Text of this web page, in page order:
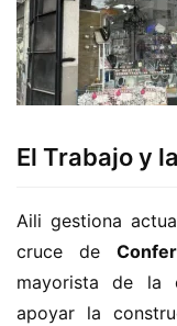
El Trabajo y
Aili gestiona
cruce de
mayorista de la
apoyar la